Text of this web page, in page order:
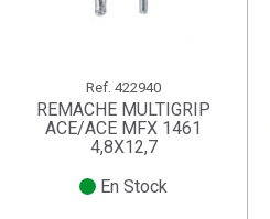
Ref. 422940
REMACHE MULTIGRIP
ACE/ACE MFX 1461
4,8X12,7
En Stock